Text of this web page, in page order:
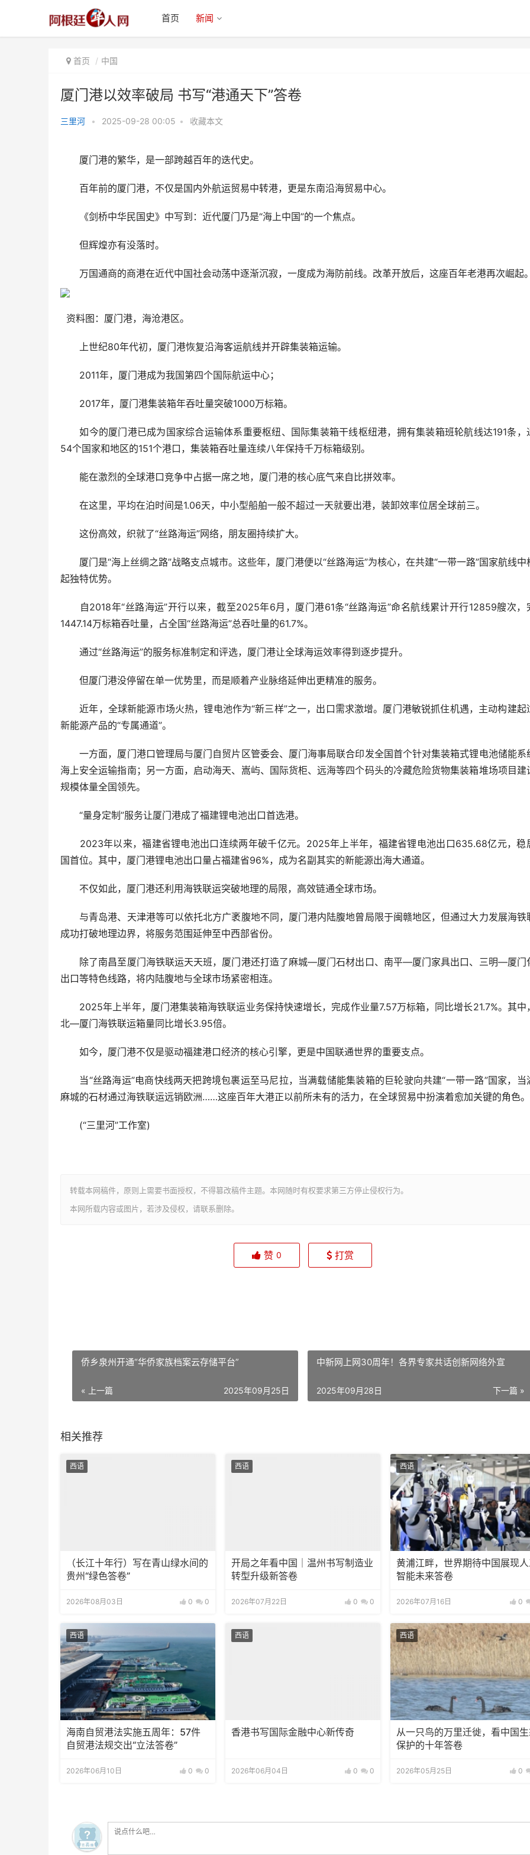
首页 新闻
首页 中国
厦门港以效率破局 书写“港通天下”答卷
三里河 • 2025-09-28 00:05 • 收藏本文
厦门港的繁华，是一部跨越百年的迭代史。
百年前的厦门港，不仅是国内外航运贸易中转港，更是东南沿海贸易中心。
《剑桥中华民国史》中写到：近代厦门乃是“海上中国”的一个焦点。
但辉煌亦有没落时。
万国通商的商港在近代中国社会动荡中逐渐沉寂，一度成为海防前线。改革开放后，这座百年老港再次崛起
资料图：厦门港，海沧港区。
上世纪80年代初，厦门港恢复沿海客运航线并开辟集装箱运输。
2011年，厦门港成为我国第四个国际航运中心；
2017年，厦门港集装箱年吞吐量突破1000万标箱。
如今的厦门港已成为国家综合运输体系重要枢纽、国际集装箱干线枢纽港，拥有集装箱班轮航线达191条，
54个国家和地区的151个港口，集装箱吞吐量连续八年保持千万标箱级别。
能在激烈的全球港口竞争中占据一席之地，厦门港的核心底气来自比拼效率。
在这里，平均在泊时间是1.06天，中小型船舶一般不超过一天就要出港，装卸效率位居全球前三。
这份高效，织就了“丝路海运”网络，朋友圈持续扩大。
厦门是“海上丝绸之路”战略支点城市。这些年，厦门港便以“丝路海运”为核心，在共建“一带一路”国家航线中
起独特优势。
自2018年“丝路海运”开行以来，截至2025年6月，厦门港61条“丝路海运”命名航线累计开行12859艘次，
1447.14万标箱吞吐量，占全国“丝路海运”总吞吐量的61.7%。
通过“丝路海运”的服务标准制定和评选，厦门港让全球海运效率得到逐步提升。
但厦门港没停留在单一优势里，而是顺着产业脉络延伸出更精准的服务。
近年，全球新能源市场火热，锂电池作为“新三样”之一，出口需求激增。厦门港敏锐抓住机遇，主动构建起
新能源产品的“专属通道”。
一方面，厦门港口管理局与厦门自贸片区管委会、厦门海事局联合印发全国首个针对集装箱式锂电池储能系
海上安全运输指南；另一方面，启动海天、嵩屿、国际货柜、远海等四个码头的冷藏危险货物集装箱堆场项目建
规模体量全国领先。
“量身定制”服务让厦门港成了福建锂电池出口首选港。
2023年以来，福建省锂电池出口连续两年破千亿元。2025年上半年，福建省锂电池出口635.68亿元，稳
国首位。其中，厦门港锂电池出口量占福建省96%，成为名副其实的新能源出海大通道。
不仅如此，厦门港还利用海铁联运突破地理的局限，高效链通全球市场。
与青岛港、天津港等可以依托北方广袤腹地不同，厦门港内陆腹地曾局限于闽赣地区，但通过大力发展海铁
成功打破地理边界，将服务范围延伸至中西部省份。
除了南昌至厦门海铁联运天天班，厦门港还打造了麻城—厦门石材出口、南平—厦门家具出口、三明—厦门
出口等特色线路，将内陆腹地与全球市场紧密相连。
2025年上半年，厦门港集装箱海铁联运业务保持快速增长，完成作业量7.57万标箱，同比增长21.7%。其中
北—厦门海铁联运箱量同比增长3.95倍。
如今，厦门港不仅是驱动福建港口经济的核心引擎，更是中国联通世界的重要支点。
当“丝路海运”电商快线两天把跨境包裹运至马尼拉，当满载储能集装箱的巨轮驶向共建“一带一路”国家，当
麻城的石材通过海铁联运远销欧洲……这座百年大港正以前所未有的活力，在全球贸易中扮演着愈加关键的角色。
(“三里河”工作室)
转载本网稿件，原则上需要书面授权，不得篡改稿件主题。本网随时有权要求第三方停止侵权行为。
本网所载内容或图片，若涉及侵权，请联系删除。
赞 0 打赏
侨乡泉州开通“华侨家族档案云存储平台”
« 上一篇 2025年09月25日
中新网上网30周年！各界专家共话创新网络外宣
下一篇 »
2025年09月28日
相关推荐
西语
（长江十年行）写在青山绿水间的
贵州“绿色答卷”
2026年08月03日 0 0
西语
开局之年看中国｜温州书写制造业
转型升级新答卷
2026年07月22日 0 0
西语
黄浦江畔，世界期待中国展现
智能未来答卷
2026年07月16日 0
西语
海南自贸港法实施五周年：57件
自贸港法规交出“立法答卷”
2026年06月10日 0 0
西语
香港书写国际金融中心新传奇
2026年06月04日 0 0
西语
从一只鸟的万里迁徙，看中国
保护的十年答卷
2026年05月25日 0